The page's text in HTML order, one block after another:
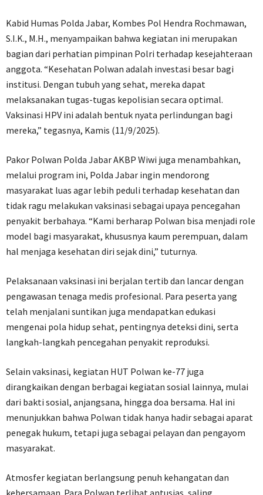
Kabid Humas Polda Jabar, Kombes Pol Hendra Rochmawan,
S.I.K., M.H., menyampaikan bahwa kegiatan ini merupakan
bagian dari perhatian pimpinan Polri terhadap kesejahteraan
anggota. “Kesehatan Polwan adalah investasi besar bagi
institusi. Dengan tubuh yang sehat, mereka dapat
melaksanakan tugas-tugas kepolisian secara optimal.
Vaksinasi HPV ini adalah bentuk nyata perlindungan bagi
mereka,” tegasnya, Kamis (11/9/2025).
Pakor Polwan Polda Jabar AKBP Wiwi juga menambahkan,
melalui program ini, Polda Jabar ingin mendorong
masyarakat luas agar lebih peduli terhadap kesehatan dan
tidak ragu melakukan vaksinasi sebagai upaya pencegahan
penyakit berbahaya. “Kami berharap Polwan bisa menjadi role
model bagi masyarakat, khususnya kaum perempuan, dalam
hal menjaga kesehatan diri sejak dini,” tuturnya.
Pelaksanaan vaksinasi ini berjalan tertib dan lancar dengan
pengawasan tenaga medis profesional. Para peserta yang
telah menjalani suntikan juga mendapatkan edukasi
mengenai pola hidup sehat, pentingnya deteksi dini, serta
langkah-langkah pencegahan penyakit reproduksi.
Selain vaksinasi, kegiatan HUT Polwan ke-77 juga
dirangkaikan dengan berbagai kegiatan sosial lainnya, mulai
dari bakti sosial, anjangsana, hingga doa bersama. Hal ini
menunjukkan bahwa Polwan tidak hanya hadir sebagai aparat
penegak hukum, tetapi juga sebagai pelayan dan pengayom
masyarakat.
Atmosfer kegiatan berlangsung penuh kehangatan dan
kebersamaan. Para Polwan terlihat antusias, saling